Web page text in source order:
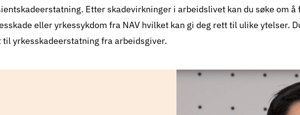
Etter skadevirkninger i arbeidslivet kan du søke om å
eller yrkessykdom fra NAV hvilket kan gi deg rett til ulike ytelser.
til yrkesskadeerstatning fra arbeidsgiver.